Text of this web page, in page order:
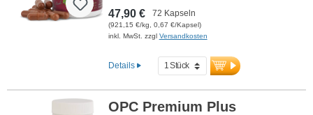
47,90 € 72 Kapseln
(921,15 €/kg, 0,67 €/Kapsel)
inkl. MwSt. zzgl Versandkosten
Details
OPC Premium Plus